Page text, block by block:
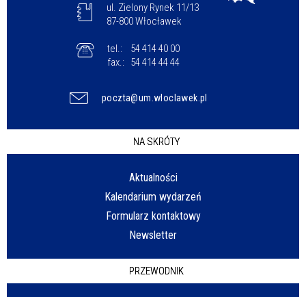
ul. Zielony Rynek 11/13
87-800 Włocławek
tel.:
54 414 40 00
fax.:
54 414 44 44
poczta@um.wloclawek.pl
NA SKRÓTY
Aktualności
Kalendarium wydarzeń
Formularz kontaktowy
Newsletter
PRZEWODNIK